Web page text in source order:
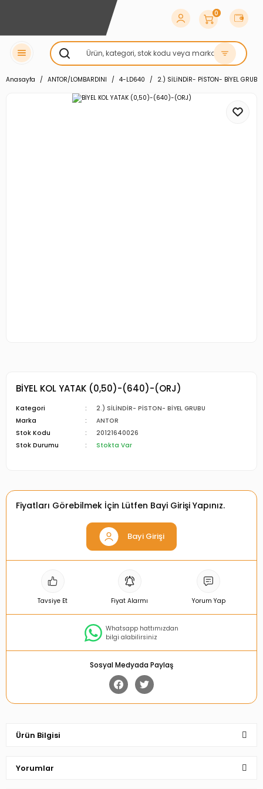
0
Anasayfa ANTOR/LOMBARDINI 4-LD640 2.) SİLİNDİR- PİSTON- BİYEL GRUBU
BİYEL KOL YATAK (0,50)-(640)-(ORJ)
Kategori
2.) SİLİNDİR- PİSTON- BİYEL GRUBU
Marka
ANTOR
Stok Kodu
20121640026
Stok Durumu
Stokta Var
Fiyatları Görebilmek İçin Lütfen Bayi Girişi Yapınız.
Bayi Girişi
Tavsiye Et Fiyat Alarmı Yorum Yap
Whatsapp hattımızdan
bilgi alabilirsiniz
Sosyal Medyada Paylaş
Ürün Bilgisi
Yorumlar